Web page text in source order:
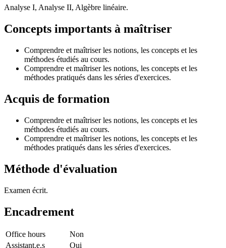
Analyse I, Analyse II, Algèbre linéaire.
Concepts importants à maîtriser
Comprendre et maîtriser les notions, les concepts et les
méthodes étudiés au cours.
Comprendre et maîtriser les notions, les concepts et les
méthodes pratiqués dans les séries d'exercices.
Acquis de formation
Comprendre et maîtriser les notions, les concepts et les
méthodes étudiés au cours.
Comprendre et maîtriser les notions, les concepts et les
méthodes pratiqués dans les séries d'exercices.
Méthode d'évaluation
Examen écrit.
Encadrement
Office hours
Non
Assistant.e.s
Oui